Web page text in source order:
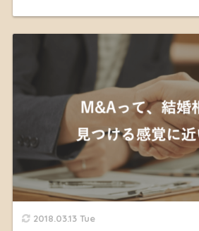
2018.03.13 Tue